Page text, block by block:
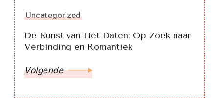
Uncategorized
De Kunst van Het Daten: Op Zoek naar
Verbinding en Romantiek
Volgende